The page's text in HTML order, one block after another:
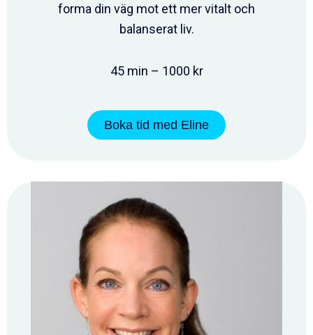
forma din väg mot ett mer vitalt och
balanserat liv.
45 min – 1000 kr
Boka tid med Eline